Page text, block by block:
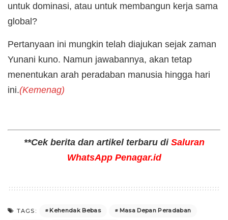
untuk dominasi, atau untuk membangun kerja sama
global?
Pertanyaan ini mungkin telah diajukan sejak zaman
Yunani kuno. Namun jawabannya, akan tetap
menentukan arah peradaban manusia hingga hari
ini.(Kemenag)
**Cek berita dan artikel terbaru di Saluran
WhatsApp Penagar.id
TAGS: Kehendak Bebas
Masa Depan Peradaban